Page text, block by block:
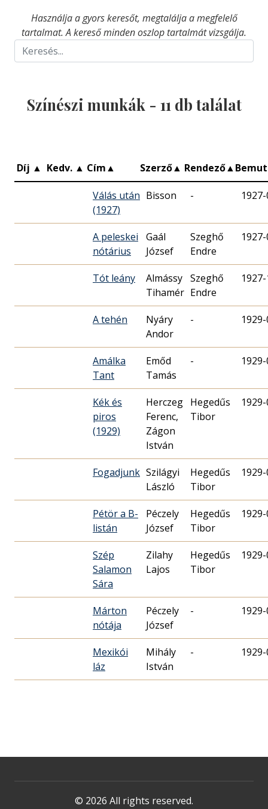
Használja a gyors keresőt, megtalálja a megfelelő
tartalmat. A kereső minden oszlop tartalmát vizsgálja.
Színészi munkák - 11 db találat
Díj ▲ Kedv. ▲ Cím▲ Szerző▲ Rendező▲
Válás után
(1927)
Bisson -
A peleskei
nótárius
Gaál
József
Szeghő
Endre
Tót leány
Almássy
Tihamér
Szeghő
Endre
A tehén
Nyáry
Andor
-
Amálka
Tant
Emőd
Tamás
-
Kék és
piros
(1929)
Herczeg
Ferenc,
Zágon
István
Hegedűs
Tibor
Fogadjunk Szilágyi
László
Hegedűs
Tibor
Pétör a B-
listán
Péczely
József
Hegedűs
Tibor
Szép
Salamon
Sára
Zilahy
Lajos
Hegedűs
Tibor
Márton
nótája
Péczely
József
-
Mexikói
láz
Mihály
István
-
© 2026 All rights reserved.